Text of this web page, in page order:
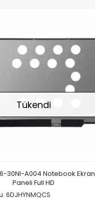
Tükendi
30NI-A004 Notebook Ekran
Paneli Full HD
6DJHYNMQCS